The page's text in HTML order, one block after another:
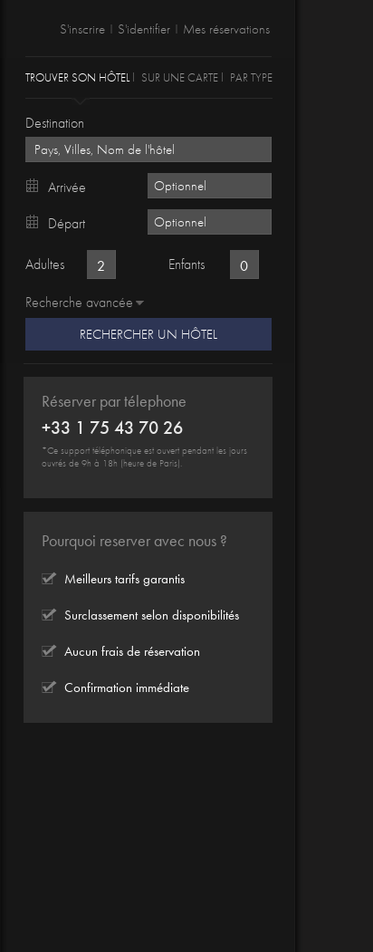
S'inscrire | S'identifier | Mes réservations
TROUVER SON HÔTEL SUR UNE CARTE PAR TYPE
Destination
Arrivée
Départ
Adultes
Enfants
Recherche avancée
RECHERCHER UN HÔTEL
Réserver par télephone
+33 1 75 43 70 26
*Ce support téléphonique est ouvert pendant les jours
ouvrés de 9h à 18h (heure de Paris).
Pourquoi reserver avec nous ?
Meilleurs tarifs garantis
Surclassement selon disponibilités
Aucun frais de réservation
Confirmation immédiate